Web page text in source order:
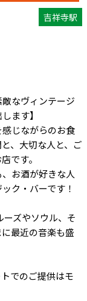
吉祥寺駅
敵なヴィンテージ
ます】
じながらのお食
、大切な人と、ご
です。
お酒が好きな人
ク・バーです！
ーズやソウル、そ
最近の音楽も盛
でのご提供はモ